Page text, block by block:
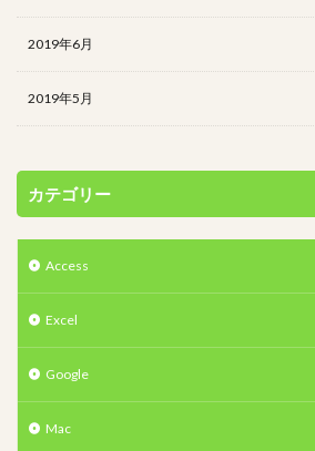
2019年6月
2019年5月
カテゴリー
Access
Excel
Google
Mac